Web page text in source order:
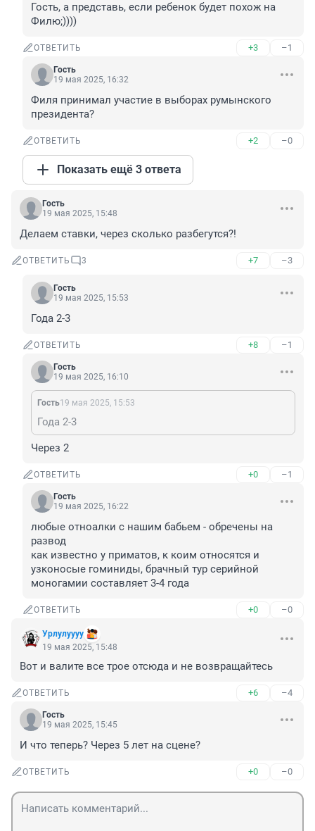
Гость, а представь, если ребенок будет похож на
Филю;))))
ОТВЕТИТЬ +3 –1
Гость
19 мая 2025, 16:32
Филя принимал участие в выборах румынского
президента?
ОТВЕТИТЬ +2 –0
Показать ещё 3 ответа
Гость
19 мая 2025, 15:48
Делаем ставки, через сколько разбегутся?!
ОТВЕТИТЬ 3 +7 –3
Гость
19 мая 2025, 15:53
Года 2-3
ОТВЕТИТЬ +8 –1
Гость
19 мая 2025, 16:10
Гость19 мая 2025, 15:53
Года 2-3
Через 2
ОТВЕТИТЬ +0 –1
Гость
19 мая 2025, 16:22
любые отноалки с нашим бабьем - обречены на
развод
как известно у приматов, к коим относятся и
узконосые гоминиды, брачный тур серийной
моногамии составляет 3-4 года
ОТВЕТИТЬ +0 –0
Урлулуууу
19 мая 2025, 15:48
Вот и валите все трое отсюда и не возвращайтесь
ОТВЕТИТЬ +6 –4
Гость
19 мая 2025, 15:45
И что теперь? Через 5 лет на сцене?
ОТВЕТИТЬ +0 –0